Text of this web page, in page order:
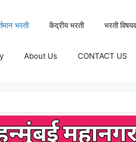
भरती केंद्रीय भरती भरती
About Us CONTACT US